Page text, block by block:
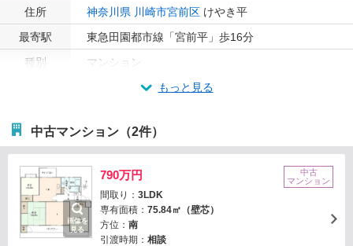
住所 神奈川県 川崎市宮前区 けやき平
最寄駅
東急田園都市線「宮前平」歩16分
種別
マンション
もっと見る
中古マンション（2件）
画像を
見る
790万円
間取り： 3LDK
専有面積： 75.84㎡（壁芯）
方位： 南
引渡時期： 相談
中古
マンション